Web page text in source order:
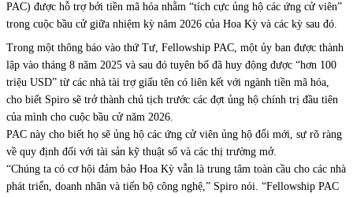
PAC) được hỗ trợ bởi tiền mã hóa nhằm “tích cực ủng hộ các ứng cử viên”
trong cuộc bầu cử giữa nhiệm kỳ năm 2026 của Hoa Kỳ và các kỳ sau đó.
Trong một thông báo vào thứ Tư, Fellowship PAC, một ủy ban được thành
lập vào tháng 8 năm 2025 và sau đó tuyên bố đã huy động được “hơn 100
triệu USD” từ các nhà tài trợ giấu tên có liên kết với ngành tiền mã hóa,
cho biết Spiro sẽ trở thành chủ tịch trước các đợt ủng hộ chính trị đầu tiên
của mình cho cuộc bầu cử năm 2026.
PAC này cho biết họ sẽ ủng hộ các ứng cử viên ủng hộ đổi mới, sự rõ ràng
về quy định đối với tài sản kỹ thuật số và các thị trường mở.
“Chúng ta có cơ hội đảm bảo Hoa Kỳ vẫn là trung tâm toàn cầu cho các nhà
phát triển, doanh nhân và tiến bộ công nghệ,” Spiro nói. “Fellowship PAC